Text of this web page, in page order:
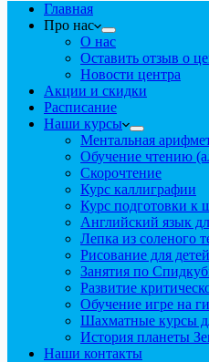
Главная
Про нас
О нас
Оставить отзыв о
Новости центра
Акции и скидки
Расписание
Наши курсы
Ментальная
Обучение чтению
Скорочтение
Курс каллиграфии
Курс подготовки к
Английский язык
Лепка из соленого
Рисование для детей
Занятия по
Развитие
Обучение игре на
Шахматные курсы
История планеты
Наши контакты